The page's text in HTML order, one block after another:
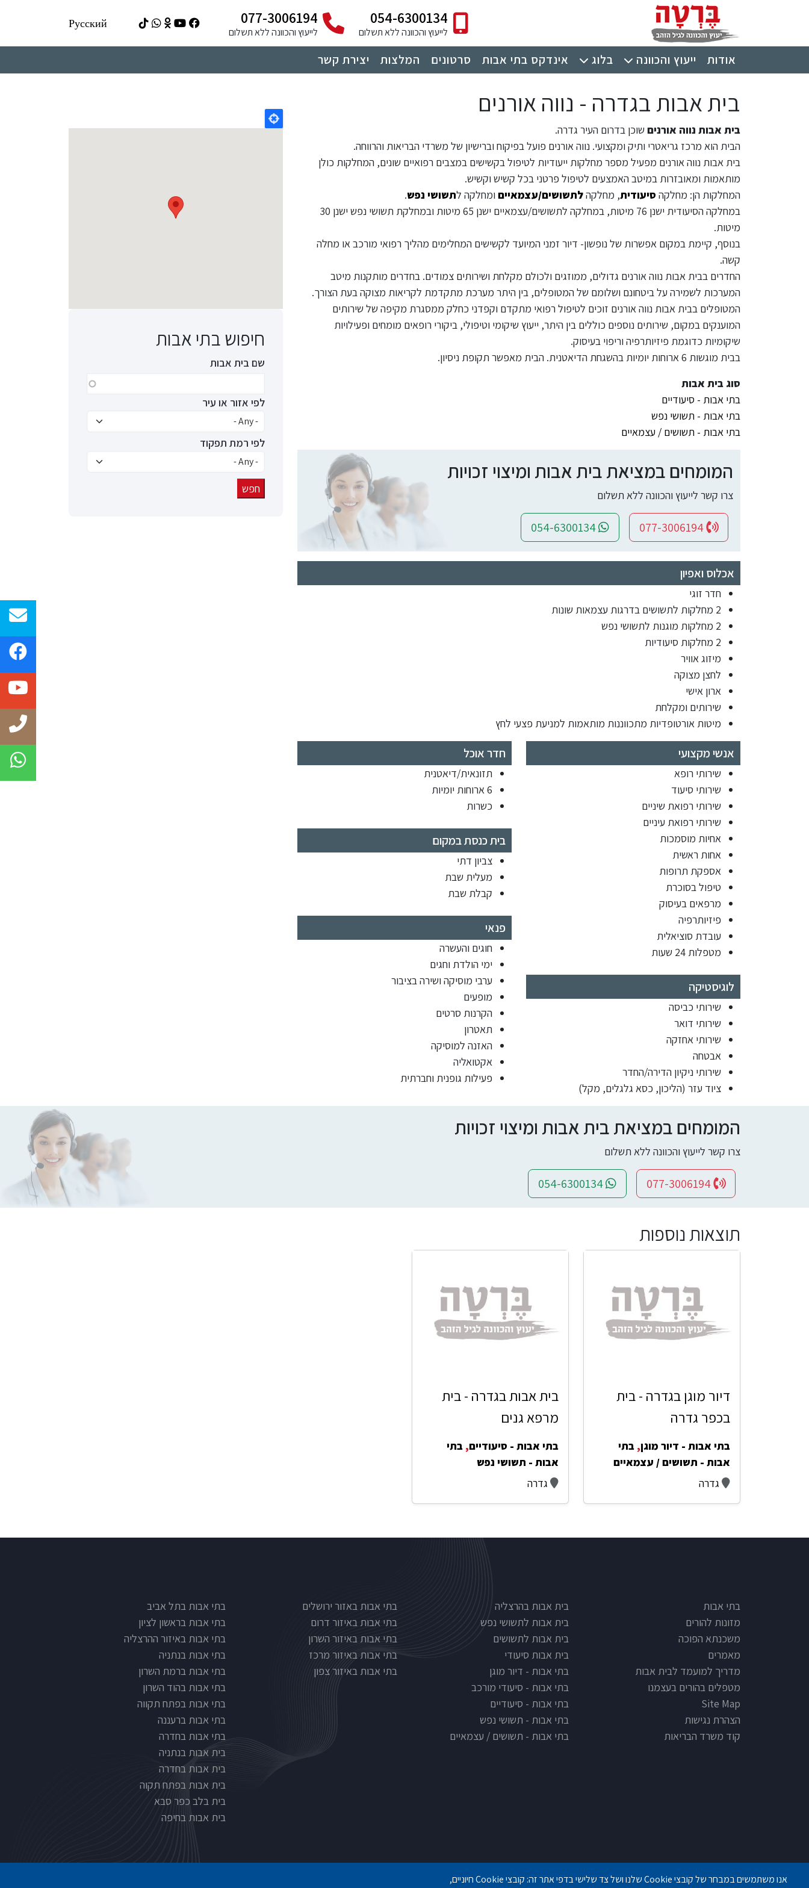
054-6300134
לייעוץ והכוונה ללא תשלום
077-3006194
לייעוץ והכוונה ללא תשלום
Русский
תפריט ראשי
אודות ייעוץ והכוונה בלוג אינדקס בתי אבות סרטונים המלצות יצירת קשר
בית אבות בגדרה - נווה אורנים
בית אבות נווה אורנים שוכן בדרום העיר גדרה.
הבית הוא מרכז גריאטרי ותיק ומקצועי. נווה אורנים פועל בפיקוח וברישיון של משרדי הבריאות והרווחה.
בית אבות נווה אורנים מפעיל מספר מחלקות ייעודיות לטיפול בקשישים במצבים רפואיים שונים, המחלקות כולן
מותאמות ומאובזרות במיטב האמצעים לטיפול פרטני בכל קשיש וקשיש.
המחלקות הן: מחלקה סיעודית, מחלקהלתשושים/עצמאייםומחלקה לתשושי נפש.
במחלקה הסיעודית ישנן 76 מיטות, במחלקה לתשושים/עצמאיים ישנן 65 מיטות ובמחלקת תשושי נפש ישנן 30
מיטות.
בנוסף, קיימת במקום אפשרות של נופשון- דיור זמני המיועד לקשישים המחלימים מהליך רפואי מורכב או מחלה
קשה.
החדרים בבית אבות נווה אורנים גדולים, ממוזגים ולכולם מקלחת ושירותים צמודים. בחדרים מותקנות מיטב
המערכות לשמירה על ביטחונם ושלומם של המטופלים, בין היתר מערכת מתקדמת לקריאות מצוקה בעת הצורך.
המטופלים בבית אבות נווה אורנים זוכים לטיפול רפואי מתקדם וקפדני כחלק ממסגרת מקיפה של שירותים
המוענקים במקום, שירותים נוספים כוללים בין היתר, ייעוץ שיקומי וטיפולי, ביקורי רופאים מומחים ופעילויות
שיקומיות כדוגמת פיזיותרפיה וריפוי בעיסוק.
בבית מוגשות 6 ארוחות יומיות בהשגחת הדיאטנית. הבית מאפשר תקופת ניסיון.
סוג בית אבות
בתי אבות - סיעודיים
בתי אבות - תשושי נפש
בתי אבות - תשושים / עצמאיים
המומחים במציאת בית אבות ומיצוי זכויות
צרו קשר לייעוץ והכוונה ללא תשלום
אכלוס ואפיון
חדר זוגי
2 מחלקות לתשושים בדרגות עצמאות שונות
2 מחלקות מוגנות לתשושי נפש
2 מחלקות סיעודיות
מיזוג אוויר
לחצן מצוקה
ארון אישי
שירותים ומקלחת
מיטות אורטופדיות מתכווננות מותאמות למניעת פצעי לחץ
חדר אוכל
תזונאית/דיאטנית
6 ארוחות יומיות
כשרות
אנשי מקצועי
שירותי רופא
שירותי סיעוד
שירותי רפואת שיניים
שירותי רפואת עיניים
אחיות מוסמכות
אחות ראשית
אספקת תרופות
טיפול בסוכרת
מרפאים בעיסוק
פיזיותרפיה
עובדת סוציאלית
מטפלות 24 שעות
בית כנסת במקום
צביון דתי
מעלית שבת
קבלת שבת
פנאי
חוגים והעשרה
ימי הולדת וחגים
ערבי מוסיקה ושירה בציבור
מופעים
הקרנות סרטים
תאטרון
האזנה למוסיקה
אקטואליה
פעילות גופנית וחברתית
לוגיסטיקה
שירותי כביסה
שירותי דואר
שירותי אחזקה
אבטחה
שירותי ניקיון הדירה/החדר
ציוד עזר (הליכון, כסא גלגלים, מקל)
חיפוש בתי אבות
שם בית אבות
לפי אזור או עיר
לפי רמת תפקוד
המומחים במציאת בית אבות ומיצוי זכויות
צרו קשר לייעוץ והכוונה ללא תשלום
תוצאות נוספות
דיור מוגן בגדרה - בית
בכפר גדרה
בתי אבות - דיור מוגן, בתי
אבות - תשושים / עצמאיים
גדרה
בית אבות בגדרה - בית
מרפא גנים
בתי אבות - סיעודיים, בתי
אבות - תשושי נפש
גדרה
Footer
בתי אבות
מזונות להורים
משכנתא הפוכה
מאמרים
מדריך למועמד לבית אבות
מטפלים בהורים בעצמנו
Site Map
הצהרת נגישות
קוד משרד הבריאות
Nursinghouse type
בית אבות בהרצליה
בית אבות לתשושי נפש
בית אבות לתשושים
בית אבות סיעודי
בתי אבות - דיור מוגן
בתי אבות - סיעודי מורכב
בתי אבות - סיעודיים
בתי אבות - תשושי נפש
בתי אבות - תשושים / עצמאיים
בתי אבות לפי אזורים
בתי אבות באזור ירושלים
בתי אבות באיזור דרום
בתי אבות באיזור השרון
בתי אבות באיזור מרכז
בתי אבות באיזור צפון
בתי אבות בתל אביב
בתי אבות בראשון לציון
בתי אבות באיזור ההרצליה
בתי אבות בנתניה
בתי אבות ברמת השרון
בתי אבות בהוד השרון
בתי אבות בפתח תקווה
בתי אבות ברעננה
בתי אבות בחדרה
בית אבות בנתניה
בית אבות בחדרה
בית אבות בפתח תקוה
בית בלב כפר סבא
בית אבות בחיפה
אנו משתמשים במבחר של קובצי Cookie שלנו ושל צד שלישי בדפי אתר זה: קובצי Cookie חיוניים,